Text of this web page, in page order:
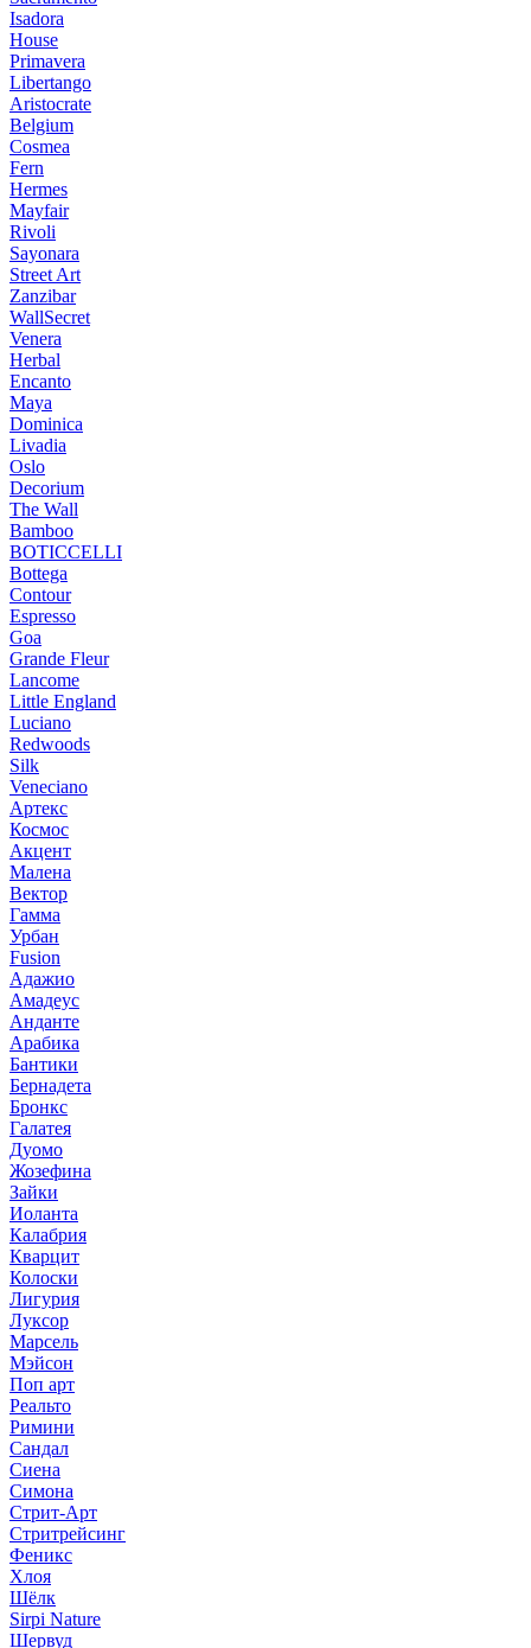
Isadora
House
Primavera
Libertango
Aristocrate
Belgium
Cosmea
Fern
Hermes
Mayfair
Rivoli
Sayonara
Street Art
Zanzibar
WallSecret
Venera
Herbal
Encanto
Maya
Dominica
Livadia
Oslo
Decorium
The Wall
Bamboo
BOTICCELLI
Bottega
Contour
Espresso
Goa
Grande Fleur
Lancome
Little England
Luciano
Redwoods
Silk
Veneciano
Артекс
Космос
Акцент
Малена
Вектор
Гамма
Урбан
Fusion
Адажио
Амадеус
Анданте
Арабика
Бантики
Бернадета
Бронкс
Галатея
Дуомо
Жозефина
Зайки
Иоланта
Калабрия
Кварцит
Колоски
Лигурия
Луксор
Марсель
Мэйсон
Поп арт
Реальто
Римини
Сандал
Сиена
Симона
Стрит-Арт
Стритрейсинг
Феникс
Хлоя
Шёлк
Sirpi Nature
Шервуд